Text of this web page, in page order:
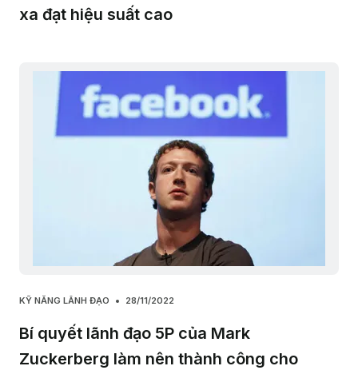
xa đạt hiệu suất cao
KỸ NĂNG LÃNH ĐẠO 28/11/2022
Bí quyết lãnh đạo 5P của Mark
Zuckerberg làm nên thành công cho